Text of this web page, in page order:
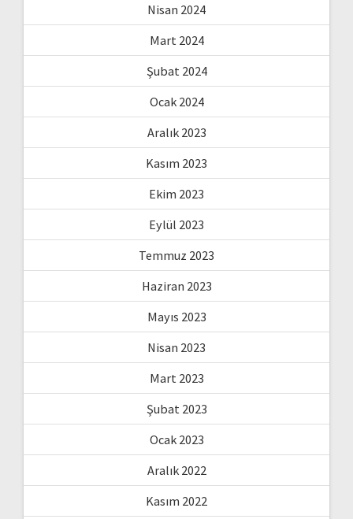
Nisan 2024
Mart 2024
Şubat 2024
Ocak 2024
Aralık 2023
Kasım 2023
Ekim 2023
Eylül 2023
Temmuz 2023
Haziran 2023
Mayıs 2023
Nisan 2023
Mart 2023
Şubat 2023
Ocak 2023
Aralık 2022
Kasım 2022